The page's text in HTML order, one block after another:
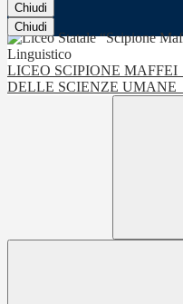
Chiudi
Chiudi
LICEO SCIPIONE MAFFEI
DELLE SCIENZE UMANE